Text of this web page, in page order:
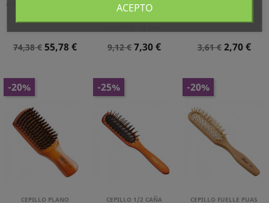
Precio
74,38 € Precio
55,78 €
CEPILLO PROFESIONAL
Precio
9,12 €Precio
7,30 €
Precio
3,61 € Precio
2,70 €
CEPILLO PLANO
-20%
CEPILLO 1/2 CAÑA
-25%
CEPILLO FUELLE PUAS
-20%
ACEPTO